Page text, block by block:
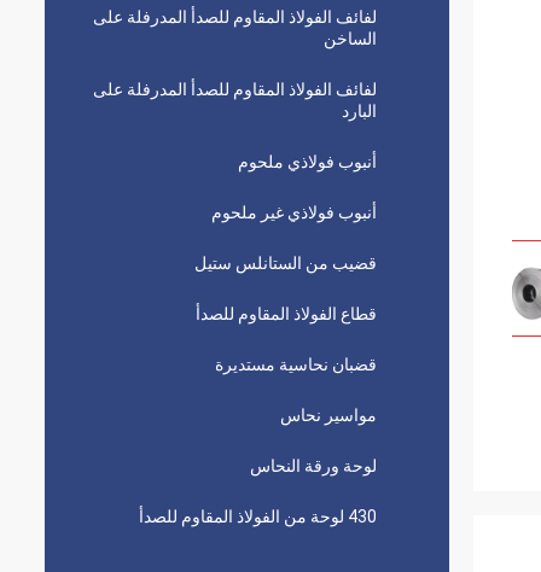
لفائف الفولاذ المقاوم للصدأ المدرفلة على
الساخن
لفائف الفولاذ المقاوم للصدأ المدرفلة على
البارد
أنبوب فولاذي ملحوم
أنبوب فولاذي غير ملحوم
قضيب من الستانلس ستيل
قطاع الفولاذ المقاوم للصدأ
قضبان نحاسية مستديرة
مواسير نحاس
لوحة ورقة النحاس
430 لوحة من الفولاذ المقاوم للصدأ